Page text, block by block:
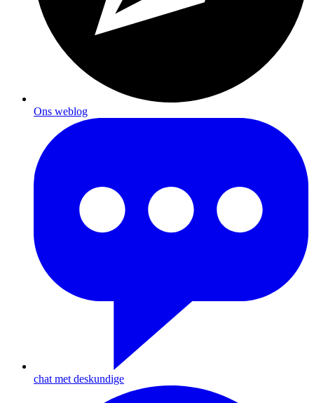
Ons weblog
chat met deskundige